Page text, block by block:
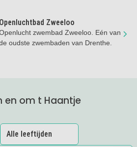
Openluchtbad Zweeloo
zwembad Zweeloo. Eén van
oudste zwembaden van Drenthe.
en om t Haantje